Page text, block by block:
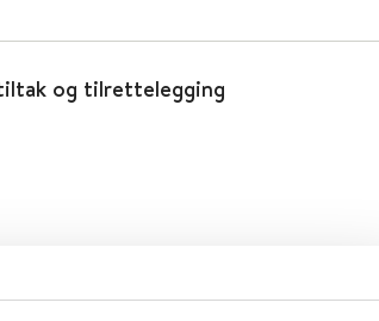
og tilrettelegging
effektive for barn med